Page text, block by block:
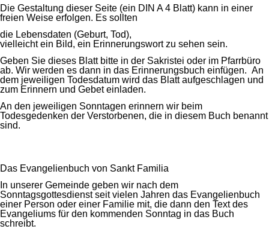
Die Gestaltung dieser Seite (ein DIN A 4 Blatt) kann in einer
freien Weise erfolgen. Es sollten
die Lebensdaten (Geburt, Tod),
vielleicht ein Bild, ein Erinnerungswort zu sehen sein.
Geben Sie dieses Blatt bitte in der Sakristei oder im Pfarrbüro
ab. Wir werden es dann in das Erinnerungsbuch einfügen. An
dem jeweiligen Todesdatum wird das Blatt aufgeschlagen und
zum Erinnern und Gebet einladen.
An den jeweiligen Sonntagen erinnern wir beim
Todesgedenken der Verstorbenen, die in diesem Buch benannt
sind.
Das Evangelienbuch von Sankt Familia
In unserer Gemeinde geben wir nach dem
Sonntagsgottesdienst seit vielen Jahren das Evangelienbuch
einer Person oder einer Familie mit, die dann den Text des
Evangeliums für den kommenden Sonntag in das Buch
schreibt.